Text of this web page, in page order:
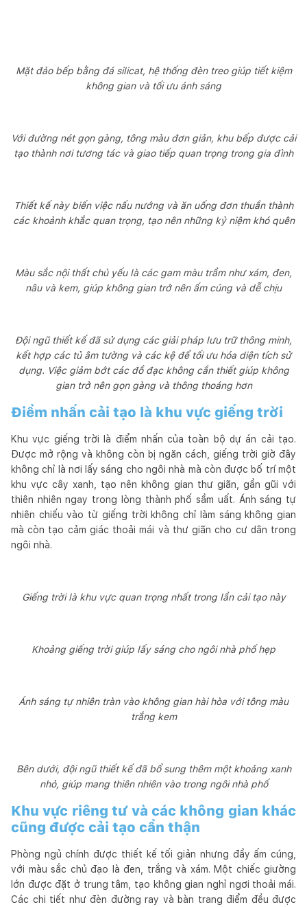
Mặt đảo bếp bằng đá silicat, hệ thống đèn treo giúp tiết kiệm
không gian và tối ưu ánh sáng
Với đường nét gọn gàng, tông màu đơn giản, khu bếp được cải
tạo thành nơi tương tác và giao tiếp quan trọng trong gia đình
Thiết kế này biến việc nấu nướng và ăn uống đơn thuần thành
các khoảnh khắc quan trọng, tạo nên những kỷ niệm khó quên
Màu sắc nội thất chủ yếu là các gam màu trầm như xám, đen,
nâu và kem, giúp không gian trở nên ấm cúng và dễ chịu
Đội ngũ thiết kế đã sử dụng các giải pháp lưu trữ thông minh,
kết hợp các tủ âm tường và các kệ để tối ưu hóa diện tích sử
dụng. Việc giảm bớt các đồ đạc không cần thiết giúp không
gian trở nên gọn gàng và thông thoáng hơn
Điểm nhấn cải tạo là khu vực giếng trời
Khu vực giếng trời là điểm nhấn của toàn bộ dự án cải tạo.
Được mở rộng và không còn bị ngăn cách, giếng trời giờ đây
không chỉ là nơi lấy sáng cho ngôi nhà mà còn được bố trí một
khu vực cây xanh, tạo nên không gian thư giãn, gần gũi với
thiên nhiên ngay trong lòng thành phố sầm uất. Ánh sáng tự
nhiên chiếu vào từ giếng trời không chỉ làm sáng không gian
mà còn tạo cảm giác thoải mái và thư giãn cho cư dân trong
ngôi nhà.
Giếng trời là khu vực quan trọng nhất trong lần cải tạo này
Khoảng giếng trời giúp lấy sáng cho ngôi nhà phố hẹp
Ánh sáng tự nhiên tràn vào không gian hài hòa với tông màu
trắng kem
Bên dưới, đội ngũ thiết kế đã bổ sung thêm một khoảng xanh
nhỏ, giúp mang thiên nhiên vào trong ngôi nhà phố
Khu vực riêng tư và các không gian khác
cũng được cải tạo cẩn thận
Phòng ngủ chính được thiết kế tối giản nhưng đầy ấm cúng,
với màu sắc chủ đạo là đen, trắng và xám. Một chiếc giường
lớn được đặt ở trung tâm, tạo không gian nghỉ ngơi thoải mái.
Các chi tiết như đèn đường ray và bàn trang điểm đều được